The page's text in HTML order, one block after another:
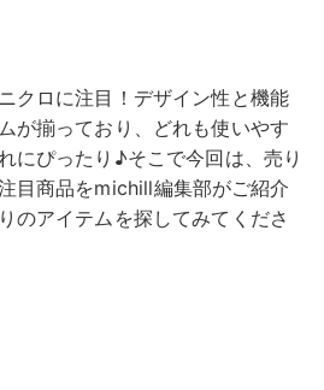
クロに注目！デザイン性と機能
が揃っており、どれも使いやす
にぴったり♪そこで今回は、売り
目商品をmichill編集部がご紹介
のアイテムを探してみてくださ